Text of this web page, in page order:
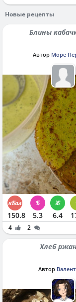
Новые рецепты
Блины
Автор Море
150.8 5.3 6.4
4 2
Хлеб
Автор